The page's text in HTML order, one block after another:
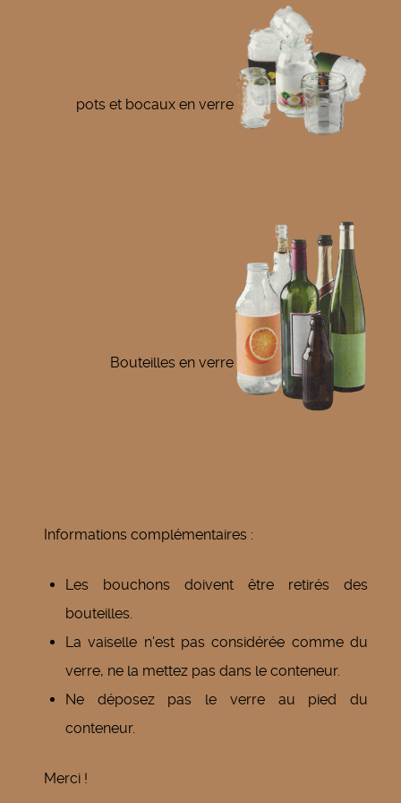
pots et bocaux en verre
Bouteilles en verre
Informations complémentaires :
Les bouchons doivent être retirés des
bouteilles.
La vaiselle n'est pas considérée comme du
verre, ne la mettez pas dans le conteneur.
Ne déposez pas le verre au pied du
conteneur.
Merci !